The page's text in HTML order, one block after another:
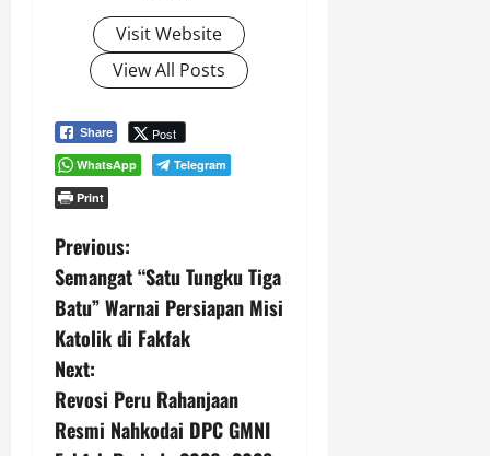
Visit Website
View All Posts
Share Post
WhatsApp
Telegram
Print
P
o
s
t
n
Previous:
Semangat “Satu Tungku Tiga
Batu” Warnai Persiapan Misi
Katolik di Fakfak
Next:
Revosi Peru Rahanjaan
Resmi Nahkodai DPC GMNI